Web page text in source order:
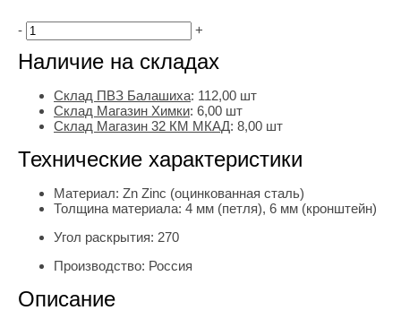
- +
Наличие на складах
Склад ПВЗ Балашиха: 112,00 шт
Склад Магазин Химки: 6,00 шт
Склад Магазин 32 КМ МКАД: 8,00 шт
Технические характеристики
Материал: Zn Zinc (оцинкованная сталь)
Толщина материала: 4 мм (петля), 6 мм (кронштейн)
Угол раскрытия: 270
Производство: Россия
Описание